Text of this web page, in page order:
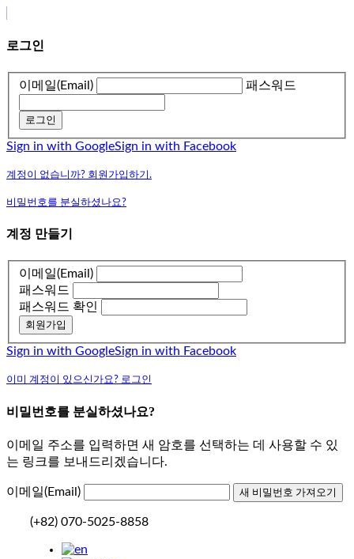
로그인
이메일(Email) 패스워드
로그인
Sign in with GoogleSign in with Facebook
계정이 없습니까? 회원가입하기.
비밀번호를 분실하셨나요?
계정 만들기
이메일(Email)
패스워드
패스워드 확인
회원가입
Sign in with GoogleSign in with Facebook
이미 계정이 있으신가요? 로그인
비밀번호를 분실하셨나요?
이메일 주소를 입력하면 새 암호를 선택하는 데 사용할 수 있
는 링크를 보내드리겠습니다.
이메일(Email)
(+82) 070-5025-8858